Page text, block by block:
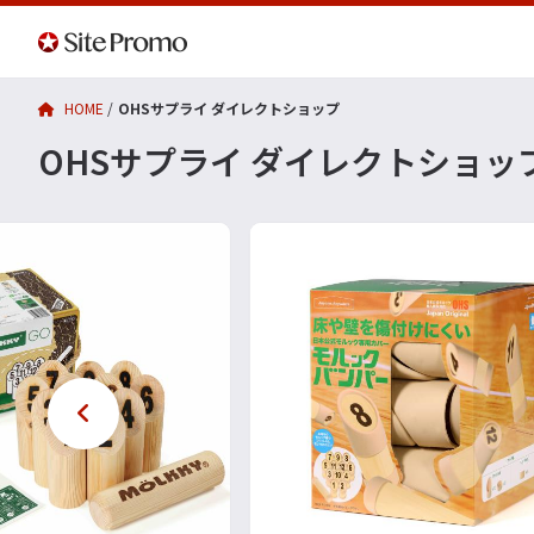
HOME OHSサプライ ダイレクトショップ
OHSサプライ ダイレクトショッ